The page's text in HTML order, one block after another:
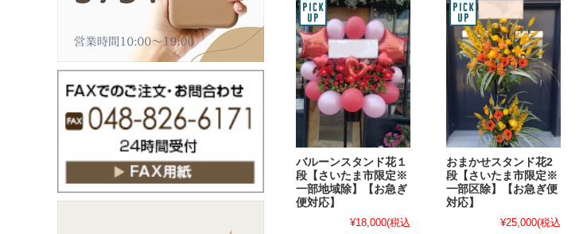
バルーンスタンド花１
段【さいたま市限定※
一部地域除】【お急ぎ
便対応】
¥18,000(税込
おまかせスタンド花2
段【さいたま市限定※
一部区除】【お急ぎ便
対応】
¥25,000(税込